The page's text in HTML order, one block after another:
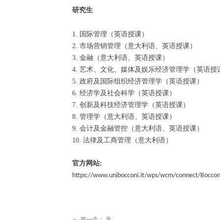
研究生
1. 国际管理（英语授课）
2. 市场营销管理（意大利语、英语授课）
3. 金融（意大利语、英语授课）
4. 艺术、文化、媒体及娱乐经济管理学（英语授
5. 政府及国际组织经济管理学（英语授课）
6. 经济学及社会科学（英语授课）
7. 创新及科技经济管理学（英语授课）
8. 管理学（意大利语、英语授课）
9. 会计及金融管控（意大利语、英语授课）
10. 法律及工商管理（意大利语）
官方网站:
https://www.unibocconi.it/wps/wcm/connect/